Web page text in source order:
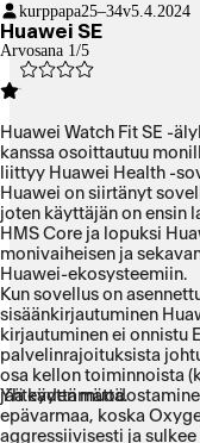
kurppapa25–34v5.4.2024
Huawei SE
Arvosana 1/5
Huawei Watch Fit SE -
kanssa osoittautuu
liittyy Huawei Health -
Huawei on siirtänyt
joten käyttäjän on ensin
HMS Core ja lopuksi
monivaiheisen ja
Huawei-ekosysteemiin.
Kun sovellus on
sisäänkirjautuminen
kirjautuminen ei onnistu
palvelinrajoituksista
osa kellon toiminnoista
jää käyttämättä.
Yhteyden
epävarmaa, koska
aggressiivisesti ja